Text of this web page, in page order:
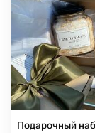
Подарочный